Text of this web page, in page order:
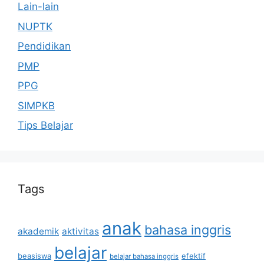
Lain-lain
NUPTK
Pendidikan
PMP
PPG
SIMPKB
Tips Belajar
Tags
akademik aktivitas anak bahasa inggris
beasiswa belajar belajar bahasa inggris efektif